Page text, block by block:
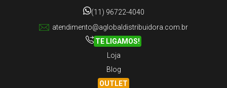
(11) 96722-4040
atendimento@aglobaldistribuidora.com.br
TE LIGAMOS!
Loja
Blog
OUTLET